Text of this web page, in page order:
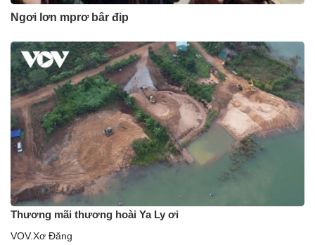
Ngơi lơn mprơ bâr đip
Thương mãi thương hoài Ya Ly ơi
VOV.Xơ Đăng